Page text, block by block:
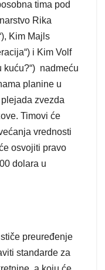
tima pod
Rika
Kim Majls
i Kim Volf
kuću?“) nadmeću
planine u
zvezda
Timovi će
vrednosti
osvojiti pravo
dolara u
preuređenje
standarde za